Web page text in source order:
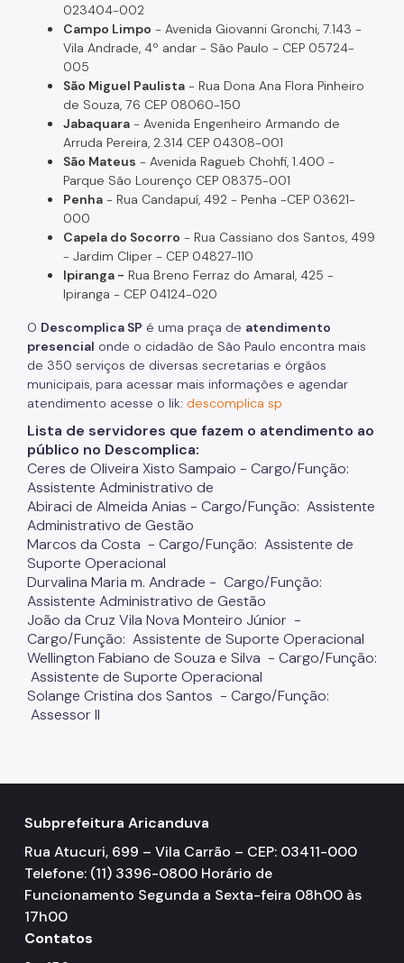
023404-002
Campo Limpo - Avenida Giovanni Gronchi, 7.143 -
Vila Andrade, 4º andar - São Paulo - CEP 05724-
005
São Miguel Paulista - Rua Dona Ana Flora Pinheiro
de Souza, 76 CEP 08060-150
Jabaquara - Avenida Engenheiro Armando de
Arruda Pereira, 2.314 CEP 04308-001
São Mateus - Avenida Ragueb Chohfi, 1.400 -
Parque São Lourenço CEP 08375-001
Penha - Rua Candapuí, 492 - Penha -CEP 03621-
000
Capela do Socorro - Rua Cassiano dos Santos, 499
- Jardim Cliper - CEP 04827-110
Ipiranga - Rua Breno Ferraz do Amaral, 425 -
Ipiranga - CEP 04124-020
O Descomplica SP é uma praça de atendimento
presencial onde o cidadão de São Paulo encontra mais
de 350 serviços de diversas secretarias e órgãos
municipais, para acessar mais informações e agendar
atendimento acesse o lik: descomplica sp
Lista de servidores que fazem o atendimento ao
público no Descomplica:
Ceres de Oliveira Xisto Sampaio - Cargo/Função:
Assistente Administrativo de
Abiraci de Almeida Anias - Cargo/Função: Assistente
Administrativo de Gestão
Marcos da Costa - Cargo/Função: Assistente de
Suporte Operacional
Durvalina Maria m. Andrade - Cargo/Função:
Assistente Administrativo de Gestão
João da Cruz Vila Nova Monteiro Júnior -
Cargo/Função: Assistente de Suporte Operacional
Wellington Fabiano de Souza e Silva - Cargo/Função:
Assistente de Suporte Operacional
Solange Cristina dos Santos - Cargo/Função:
Assessor II
Subprefeitura Aricanduva
Rua Atucuri, 699 – Vila Carrão – CEP: 03411-000
Telefone: (11) 3396-0800 Horário de
Funcionamento Segunda a Sexta-feira 08h00 às
17h00
Contatos